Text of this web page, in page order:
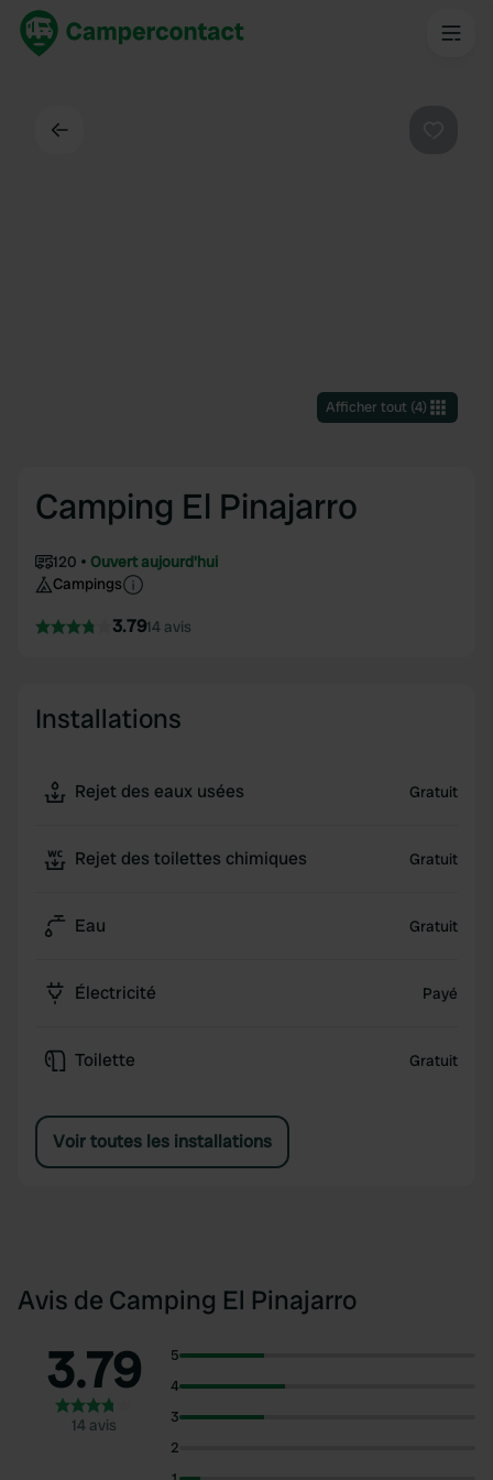
Afficher tout(4)
Camping El Pinajarro
120
Ouvert aujourd'hui
Campings
3.7914 avis
Installations
Rejet des eaux usées Gratuit
Rejet des toilettes chimiques Gratuit
Eau Gratuit
Électricité Payé
Toilette Gratuit
Voir toutes les installations
Avis de Camping El Pinajarro
3.79
14 avis
5
4
3
2